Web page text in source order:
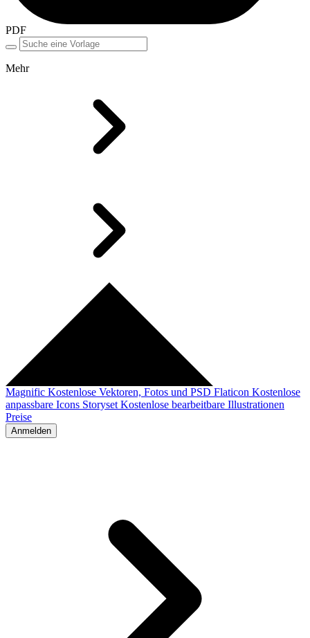
PDF
Mehr
Magnific Kostenlose Vektoren, Fotos und PSD Flaticon Kostenlose
anpassbare Icons Storyset Kostenlose bearbeitbare Illustrationen
Preise
Anmelden